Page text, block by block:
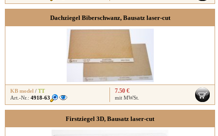
Dachziegel Biberschwanz, Bausatz laser-cut
KB model / TT
Art.-Nr.: 4918-63
7.50 €
mit MWSt.
Firstziegel 3D, Bausatz laser-cut